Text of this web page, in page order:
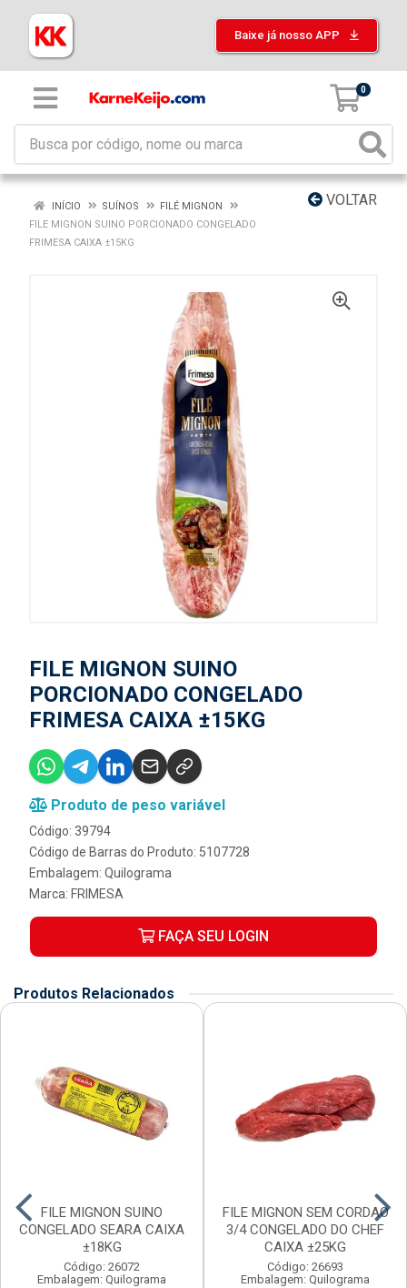
Baixe já nosso APP
0
VOLTAR
INÍCIO SUÍNOS
FILÉ MIGNON
FILE MIGNON SUINO PORCIONADO CONGELADO
FRIMESA CAIXA ±15KG
FILE MIGNON SUINO
PORCIONADO CONGELADO
FRIMESA CAIXA ±15KG
Produto de peso variável
Código: 39794
Código de Barras do Produto: 5107728
Embalagem: Quilograma
Marca: FRIMESA
FAÇA SEU LOGIN
Produtos Relacionados
FILE MIGNON SUINO
CONGELADO SEARA CAIXA
±18KG
Código: 26072
Embalagem: Quilograma
FILE MIGNON SEM CORDAO
3/4 CONGELADO DO CHEF
CAIXA ±25KG
Código: 26693
Embalagem: Quilograma